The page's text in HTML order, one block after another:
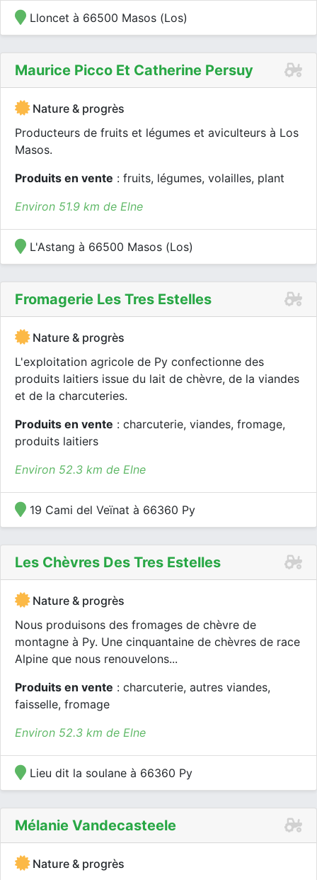
Lloncet à 66500 Masos (Los)
Maurice Picco Et Catherine Persuy
Nature & progrès
Producteurs de fruits et légumes et aviculteurs à Los
Masos.
Produits en vente : fruits, légumes, volailles, plant
Environ 51.9 km de Elne
L'Astang à 66500 Masos (Los)
Fromagerie Les Tres Estelles
Nature & progrès
L'exploitation agricole de Py confectionne des
produits laitiers issue du lait de chèvre, de la viandes
et de la charcuteries.
Produits en vente : charcuterie, viandes, fromage,
produits laitiers
Environ 52.3 km de Elne
19 Cami del Veïnat à 66360 Py
Les Chèvres Des Tres Estelles
Nature & progrès
Nous produisons des fromages de chèvre de
montagne à Py. Une cinquantaine de chèvres de race
Alpine que nous renouvelons...
Produits en vente : charcuterie, autres viandes,
faisselle, fromage
Environ 52.3 km de Elne
Lieu dit la soulane à 66360 Py
Mélanie Vandecasteele
Nature & progrès